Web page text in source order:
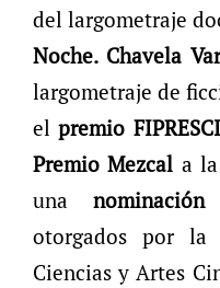
del largometraje
Noche. Chavela
largometraje de
elpremio FIPRESCI
Premio Mezcal a
una
otorgados por la
Ciencias y Artes